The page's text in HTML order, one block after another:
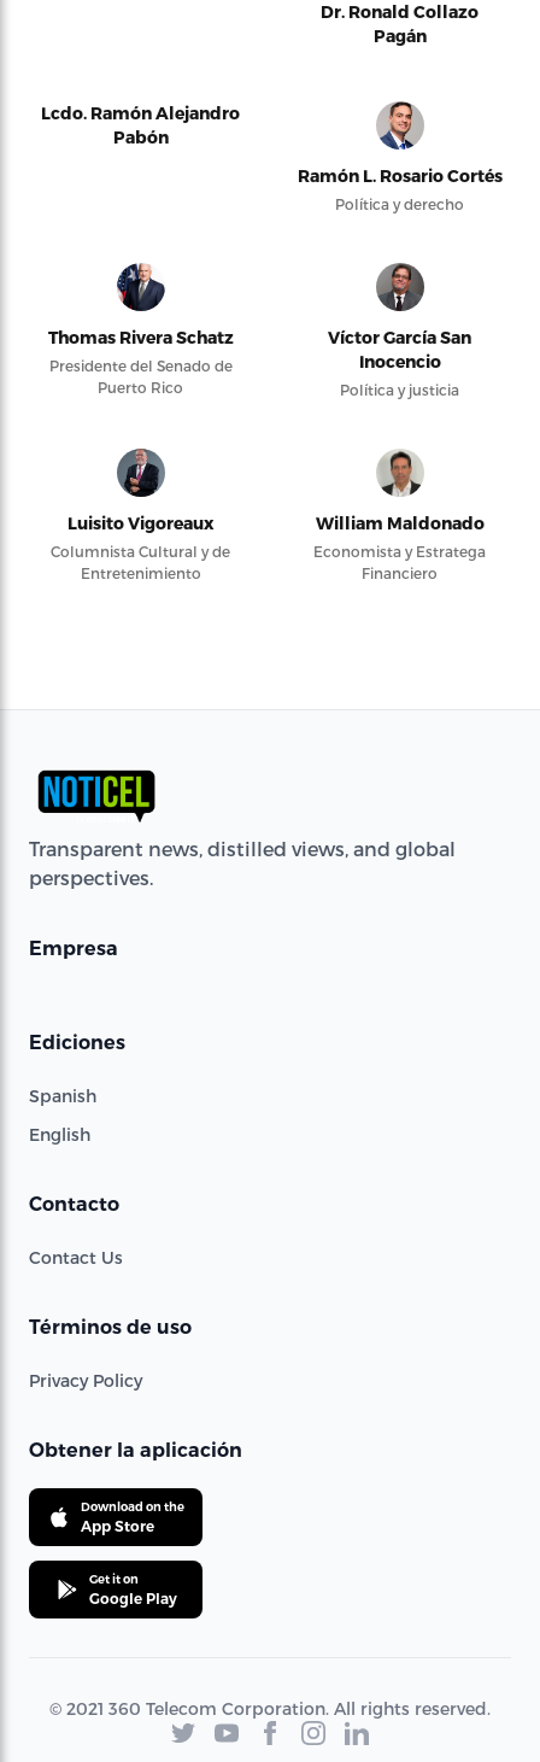
Dr. Ronald Collazo
Pagán
Lcdo. Ramón Alejandro
Pabón
Ramón L. Rosario Cortés
Política y derecho
Thomas Rivera Schatz
Presidente del Senado de
Puerto Rico
Víctor García San
Inocencio
Política y justicia
Luisito Vigoreaux
Columnista Cultural y de
Entretenimiento
William Maldonado
Economista y Estratega
Financiero
Transparent news, distilled views, and global
perspectives.
Empresa
Ediciones
Spanish
English
Contacto
Contact Us
Términos de uso
Privacy Policy
Obtener la aplicación
Download on the
App Store
Get it on
Google Play
© 2021 360 Telecom Corporation. All rights reserved.